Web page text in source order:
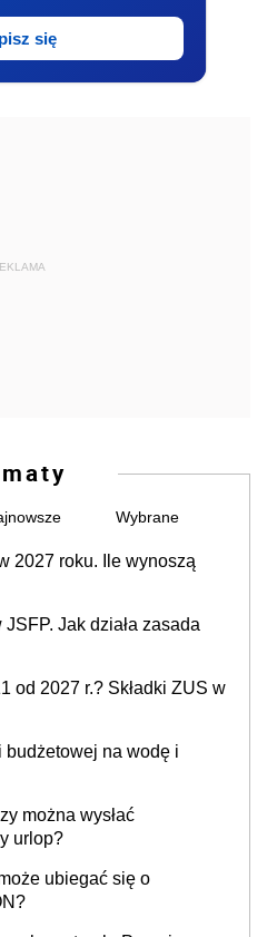
się
Wybrane
2027 roku. Ile wynoszą
Jak działa zasada
od 2027 r.? Składki ZUS w
na wodę i
można wysłać
urlop?
ubiegać się o